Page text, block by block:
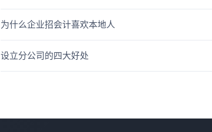
为什么企业招会计喜欢本地人
设立分公司的四大好处